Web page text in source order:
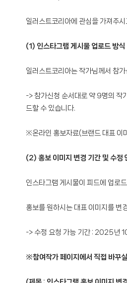
일러스트코리아에 관심을 가져주
(1) 인스타그램 게시물 업로드 방식
일러스트코리아는 작가님께서 참
-> 참가신청 순서대로 약 9명의 작
드할 수 있습니다.
※온라인 홍보자료(브랜드 대표 이
(2) 홍보 이미지 변경 기간 및 수정
인스타그램 게시물이 피드에 업로
홍보를 원하시는 대표 이미지를
-> 수정 요청 가능 기간 : 2025년
※참여작가 페이지에서 직접 바꾸